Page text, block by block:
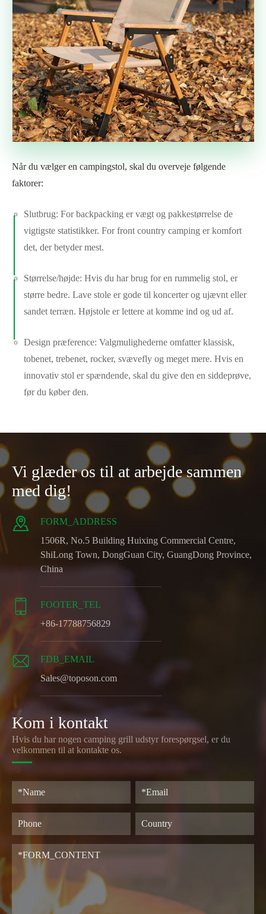
Når du vælger en campingstol, skal du overveje følgende
faktorer:
Slutbrug: For backpacking er vægt og pakkestørrelse de
vigtigste statistikker. For front country camping er komfort
det, der betyder mest.
Størrelse/højde: Hvis du har brug for en rummelig stol, er
større bedre. Lave stole er gode til koncerter og ujævnt eller
sandet terræn. Højstole er lettere at komme ind og ud af.
Design præference: Valgmulighederne omfatter klassisk,
tobenet, trebenet, rocker, svævefly og meget mere. Hvis en
innovativ stol er spændende, skal du give den en siddeprøve,
før du køber den.
Vi glæder os til at arbejde sammen
med dig!

FORM_ADDRESS
1506R, No.5 Building Huixing Commercial Centre,
ShiLong Town, DongGuan City, GuangDong Province,
China

FOOTER_TEL
+86-17788756829

FDB_EMAIL
Sales@toposon.com
Kom i kontakt
Hvis du har nogen camping grill udstyr forespørgsel, er du
velkommen til at kontakte os.